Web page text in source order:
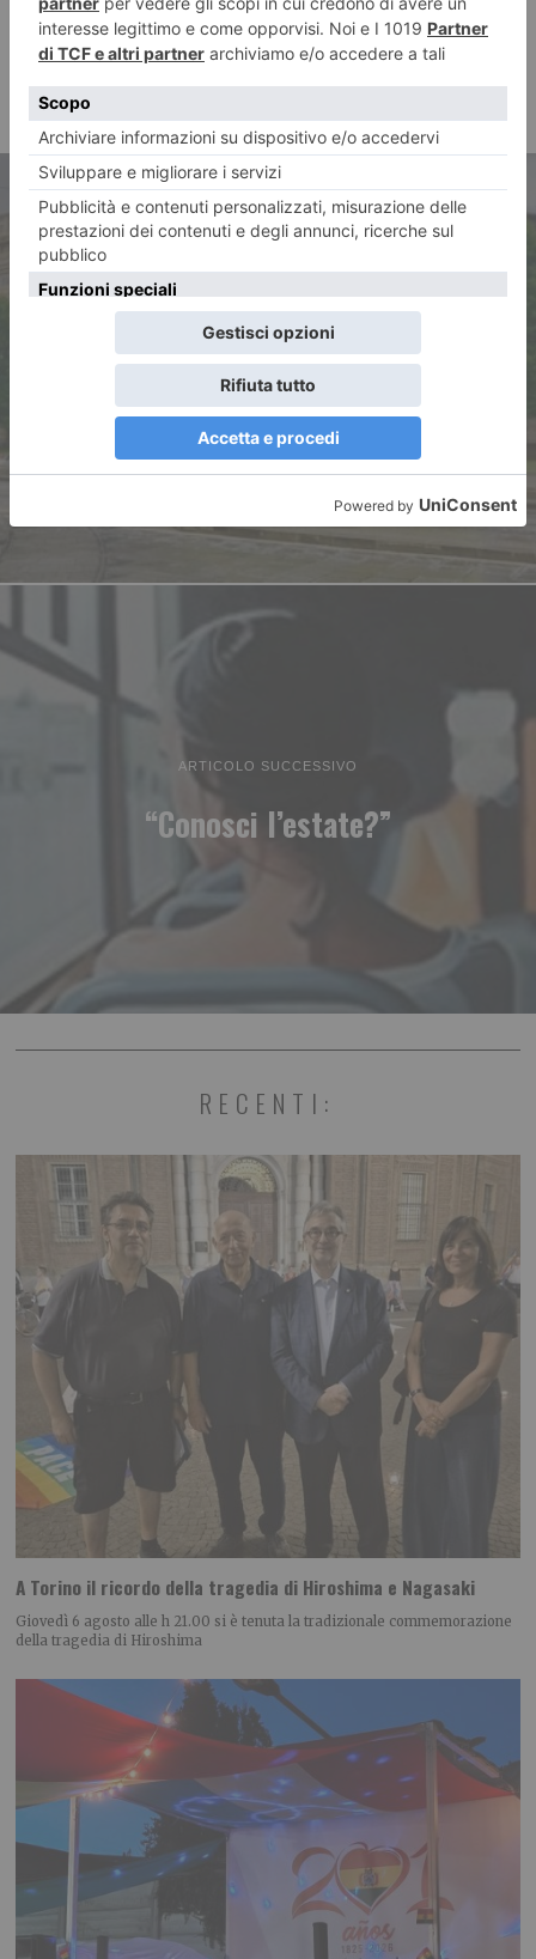
Trasporti pubblici Ecco come
saranno organizzati alla
ripresa delle scuole
ARTICOLO SUCCESSIVO
“Conosci l’estate?”
RECENTI:
A Torino il ricordo della tragedia di Hiroshima e Nagasaki
Giovedì 6 agosto alle h 21.00 si è tenuta la tradizionale commemorazione
della tragedia di Hiroshima